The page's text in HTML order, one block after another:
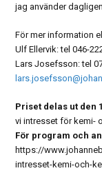
jag använder
För mer information
Ulf Ellervik: tel 046-
Lars Josefsson: tel
Priset delas ut den
vi intresset för kemi-
För program och
https://
intresset-kemi-och-